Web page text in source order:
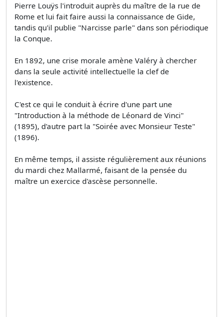
Pierre Louÿs l'introduit auprès du maître de la rue de
Rome et lui fait faire aussi la connaissance de Gide,
tandis qu'il publie "Narcisse parle" dans son périodique
la Conque.
En 1892, une crise morale amène Valéry à chercher
dans la seule activité intellectuelle la clef de
l'existence.
C'est ce qui le conduit à écrire d'une part une
"Introduction à la méthode de Léonard de Vinci"
(1895), d'autre part la "Soirée avec Monsieur Teste"
(1896).
En même temps, il assiste régulièrement aux réunions
du mardi chez Mallarmé, faisant de la pensée du
maître un exercice d'ascèse personnelle.